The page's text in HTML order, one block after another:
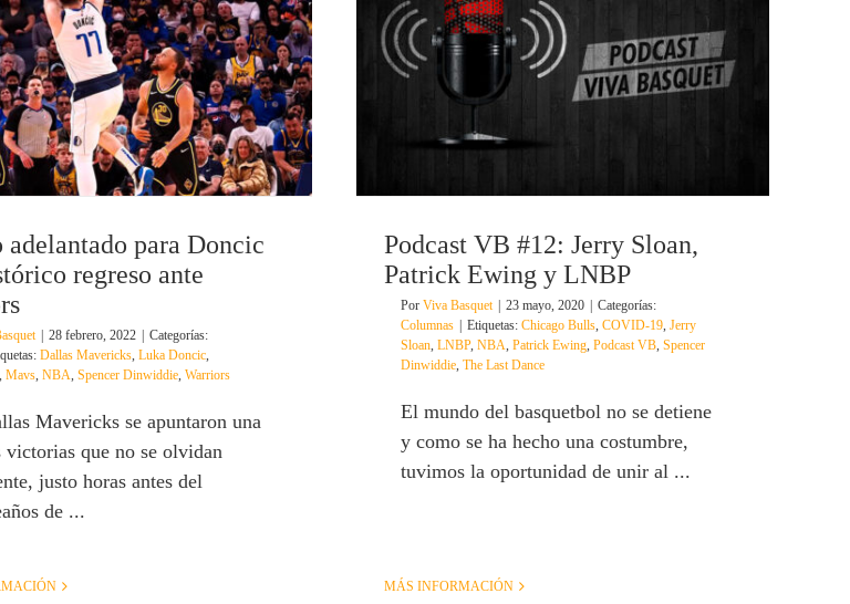
adelantado para Doncic
regreso ante
28 febrero, 2022
Categorías:
Dallas Mavericks, Luka Doncic,
, Mavs, NBA, Spencer Dinwiddie, Warriors
Mavericks se apuntaron una
victorias que no se olvidan
justo horas antes del
de ...
Podcast VB #12: Jerry Sloan,
Patrick Ewing y LNBP
Por Viva Basquet 23 mayo, 2020
Categorías:
Columnas
Etiquetas: Chicago Bulls, COVID-19, Jerry
Sloan, LNBP, NBA, Patrick Ewing, Podcast VB, Spencer
Dinwiddie, The Last Dance
El mundo del basquetbol no se detiene
y como se ha hecho una costumbre,
tuvimos la oportunidad de unir al ...
MÁS INFORMACIÓN